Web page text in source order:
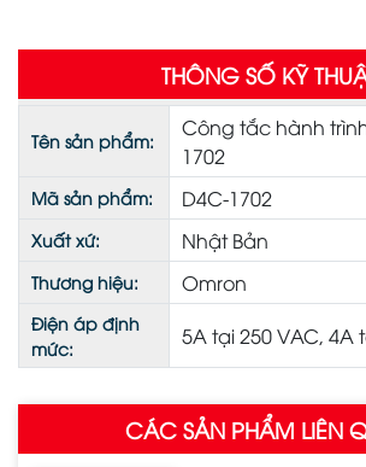
THÔNG SỐ KỸ
Tên sản phẩm:
Công tắc hành
1702
Mã sản phẩm: D4C-1702
Xuất xứ: Nhật Bản
Thương hiệu: Omron
Điện áp định
mức:
5A tại 250 VAC, 4A
CÁC SẢN PHẨM LIÊN